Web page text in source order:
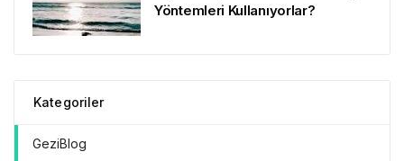
Yöntemleri Kullanıyorlar?
Kategoriler
GeziBlog